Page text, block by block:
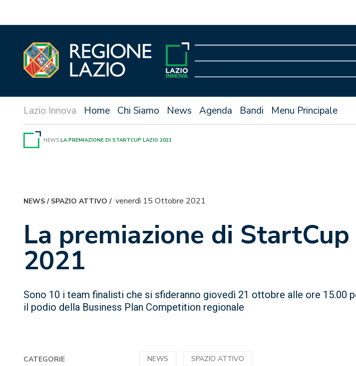
Home Chi Siamo News Agenda Bandi Menu Principale
NEWS LA PREMIAZIONE DI STARTCUP LAZIO 2021
NEWS/ SPAZIO ATTIVO / venerdì 15 Ottobre 2021
La premiazione di StartCup
2021
Sono 10 i team finalisti che si sfideranno giovedì 21 ottobre alle ore 15.00
il podio della Business Plan Competition regionale
CATEGORIE NEWS SPAZIO ATTIVO